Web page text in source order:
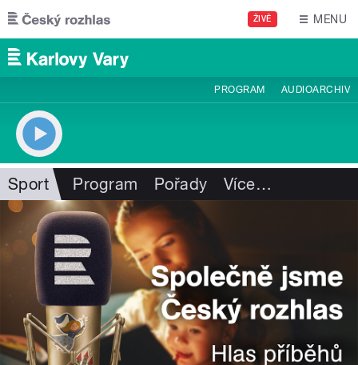
Přejít k hlavnímu obsahu
ŽIVĚ MENU
PROGRAM AUDIOARCHIV
Sport Program Pořady Více…